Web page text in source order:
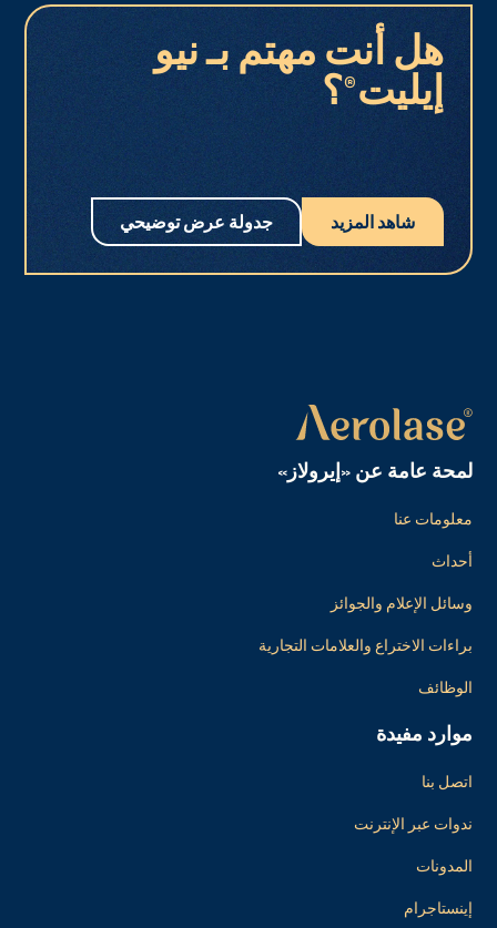
هل أنت مهتم بـ نيو
إيليت®؟
شاهد المزيد جدولة عرض توضيحي
لمحة عامة عن «إيرولاز»
معلومات عنا
أحداث
وسائل الإعلام والجوائز
براءات الاختراع والعلامات التجارية
الوظائف
موارد مفيدة
اتصل بنا
ندوات عبر الإنترنت
المدونات
إينستاجرام